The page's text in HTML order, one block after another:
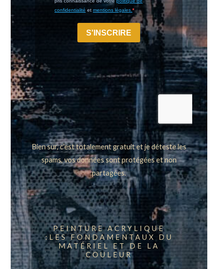
Bien sur, c’est totalement gratuit et je déteste les
spams, vos données sont protégées et non
partagées.
PEINTURE ACRYLIQUE
:LES FONDAMENTAUX DU
MATÉRIEL ET DE LA
COULEUR